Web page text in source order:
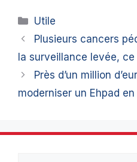
Catégories
Utile
Plusieurs cancers
la surveillance levée,
Près d’un million
moderniser un Ehpad